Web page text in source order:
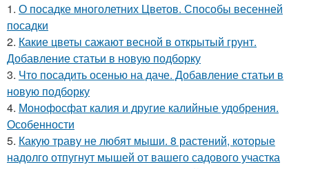
1. О посадке многолетних Цветов. Способы весенней
посадки
2. Какие цветы сажают весной в открытый грунт.
Добавление статьи в новую подборку
3. Что посадить осенью на даче. Добавление статьи в
новую подборку
4. Монофосфат калия и другие калийные удобрения.
Особенности
5. Какую траву не любят мыши. 8 растений, которые
надолго отпугнут мышей от вашего садового участка